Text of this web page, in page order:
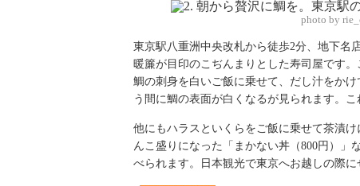
photo by
東京駅八重洲中央改札から徒歩2分、地下名
暖簾が目印のこぢんまりとした寿司屋です
鯛の刺身を白いご飯に乗せて、だし汁をか
う間に鯛の表面が白くなるが見られます。こ
他にもハラスといくらをご飯に乗せて茶漬
んこ盛りになった「まかない丼（800円）」
べられます。日本観光で東京へお越しの際に